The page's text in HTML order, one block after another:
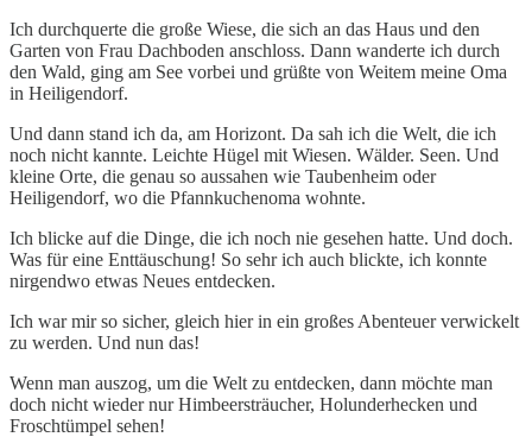
Ich durchquerte die große Wiese, die sich an das Haus und den
Garten von Frau Dachboden anschloss. Dann wanderte ich durch
den Wald, ging am See vorbei und grüßte von Weitem meine Oma
in Heiligendorf.
Und dann stand ich da, am Horizont. Da sah ich die Welt, die ich
noch nicht kannte. Leichte Hügel mit Wiesen. Wälder. Seen. Und
kleine Orte, die genau so aussahen wie Taubenheim oder
Heiligendorf, wo die Pfannkuchenoma wohnte.
Ich blicke auf die Dinge, die ich noch nie gesehen hatte. Und doch.
Was für eine Enttäuschung! So sehr ich auch blickte, ich konnte
nirgendwo etwas Neues entdecken.
Ich war mir so sicher, gleich hier in ein großes Abenteuer verwickelt
zu werden. Und nun das!
Wenn man auszog, um die Welt zu entdecken, dann möchte man
doch nicht wieder nur Himbeersträucher, Holunderhecken und
Froschtümpel sehen!